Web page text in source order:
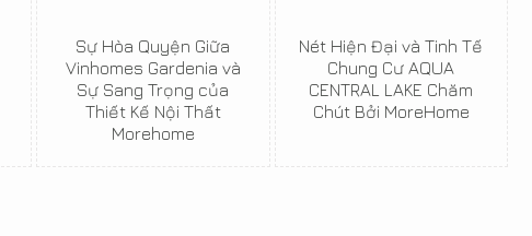
Sự Hòa Quyện Giữa
Vinhomes Gardenia và
Sự Sang Trọng của
Thiết Kế Nội Thất
Morehome
Nét Hiện Đại và Tinh Tế
Chung Cư AQUA
CENTRAL LAKE Chăm
Chút Bởi MoreHome